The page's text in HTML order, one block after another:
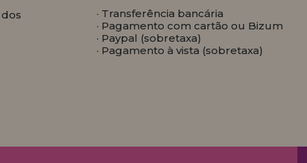
· Transferência bancária
· Pagamento com cartão ou Bizum
· Paypal (sobretaxa)
· Pagamento à vista (sobretaxa)